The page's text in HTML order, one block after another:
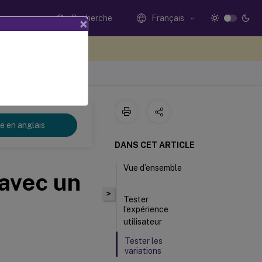
Recherche Français
en anglais
un
>
DANS CET ARTICLE
Vue d’ensemble
Tester
l’expérience
utilisateur
Tester les
variations
×